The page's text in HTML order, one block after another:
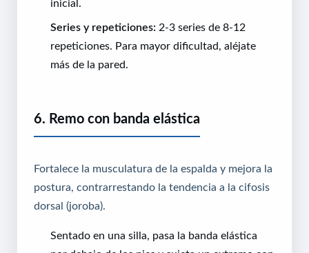
inicial.
Series y repeticiones: 2-3 series de 8-12
repeticiones. Para mayor dificultad, aléjate
más de la pared.
6. Remo con banda elástica
Fortalece la musculatura de la espalda y mejora la
postura, contrarrestando la tendencia a la cifosis
dorsal (joroba).
Sentado en una silla, pasa la banda elástica